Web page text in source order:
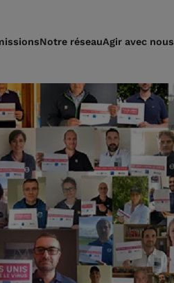
Notre réseauAgir avec nous